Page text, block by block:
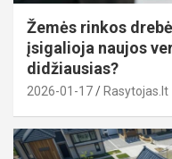
Žemės rinkos
įsigalioja naujos
didžiausias?
2026-01-17 Rasytojas.lt